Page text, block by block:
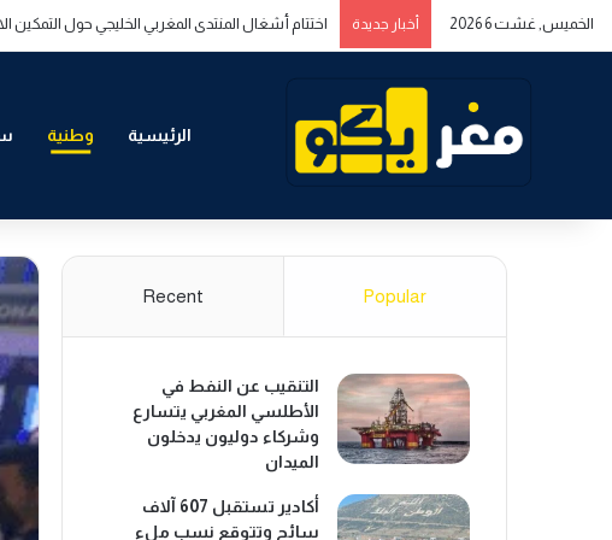
الخميس, غشت 6 2026 أخبار جديدة اختتام أشغال المنتدى المغربي الخليجي حول التمكين
الرئيسية وطنية
Popular
Recent
التنقيب عن النفط في
الأطلسي المغربي يتسارع
وشركاء دوليون يدخلون
الميدان
أكادير تستقبل 607 آلاف
سائح وتتوقع نسب ملء